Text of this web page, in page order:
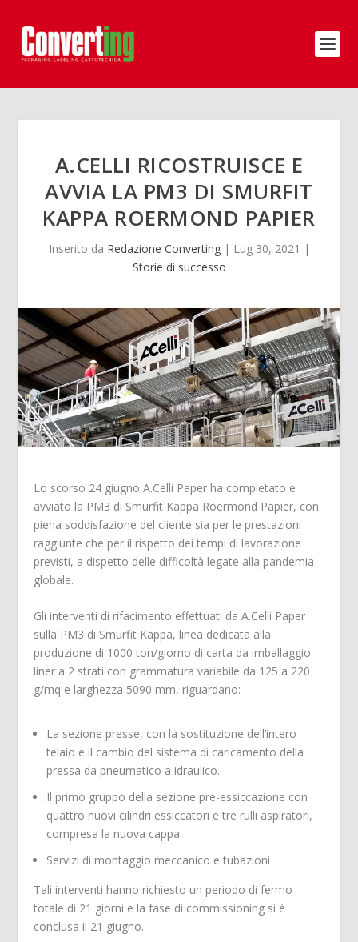
A.CELLI RICOSTRUISCE E
AVVIA LA PM3 DI SMURFIT
KAPPA ROERMOND PAPIER
Inserito da Redazione Converting| Lug 30, 2021 |
Storie di successo
Lo scorso 24 giugno A.Celli Paper ha completato e
avviato la PM3 di Smurfit Kappa Roermond Papier, con
piena soddisfazione del cliente sia per le prestazioni
raggiunte che per il rispetto dei tempi di lavorazione
previsti, a dispetto delle difficoltà legate alla pandemia
globale.
Gli interventi di rifacimento effettuati da A.Celli Paper
sulla PM3 di Smurfit Kappa, linea dedicata alla
produzione di 1000 ton/giorno di carta da imballaggio
liner a 2 strati con grammatura variabile da 125 a 220
g/mq e larghezza 5090 mm, riguardano:
La sezione presse, con la sostituzione dell’intero
telaio e il cambio del sistema di caricamento della
pressa da pneumatico a idraulico.
Il primo gruppo della sezione pre-essiccazione con
quattro nuovi cilindri essiccatori e tre rulli aspiratori,
compresa la nuova cappa.
Servizi di montaggio meccanico e tubazioni
Tali interventi hanno richiesto un periodo di fermo
totale di 21 giorni e la fase di commissioning si è
conclusa il 21 giugno.